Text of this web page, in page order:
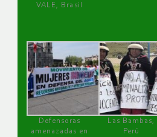
VALE, Brasil
Defensoras
amenazadas en
Las Bambas,
Perú